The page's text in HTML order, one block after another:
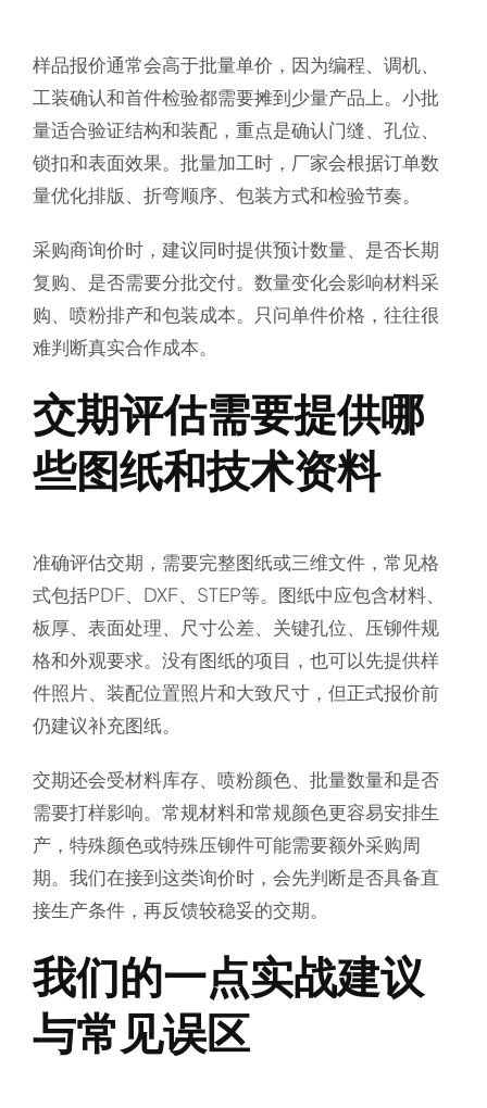
样品报价通常会高于批量单价，因为编程、调机、
工装确认和首件检验都需要摊到少量产品上。小批
量适合验证结构和装配，重点是确认门缝、孔位、
锁扣和表面效果。批量加工时，厂家会根据订单数
量优化排版、折弯顺序、包装方式和检验节奏。
采购商询价时，建议同时提供预计数量、是否长期
复购、是否需要分批交付。数量变化会影响材料采
购、喷粉排产和包装成本。只问单件价格，往往很
难判断真实合作成本。
交期评估需要提供哪
些图纸和技术资料
准确评估交期，需要完整图纸或三维文件，常见格
式包括PDF、DXF、STEP等。图纸中应包含材料、
板厚、表面处理、尺寸公差、关键孔位、压铆件规
格和外观要求。没有图纸的项目，也可以先提供样
件照片、装配位置照片和大致尺寸，但正式报价前
仍建议补充图纸。
交期还会受材料库存、喷粉颜色、批量数量和是否
需要打样影响。常规材料和常规颜色更容易安排生
产，特殊颜色或特殊压铆件可能需要额外采购周
期。我们在接到这类询价时，会先判断是否具备直
接生产条件，再反馈较稳妥的交期。
我们的一点实战建议
与常见误区